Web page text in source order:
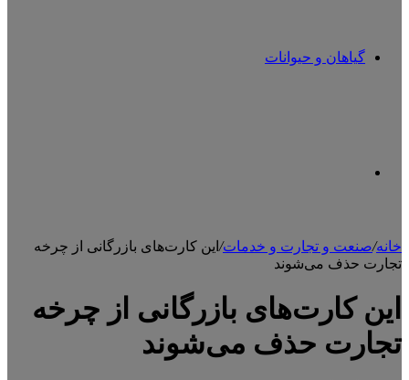
گیاهان و حیوانات
پوسته
خانه/صنعت و تجارت و خدمات/ این کارت‌های بازرگانی از چرخه
تجارت حذف می‌شوند
این کارت‌های بازرگانی از چرخه
تجارت حذف می‌شوند